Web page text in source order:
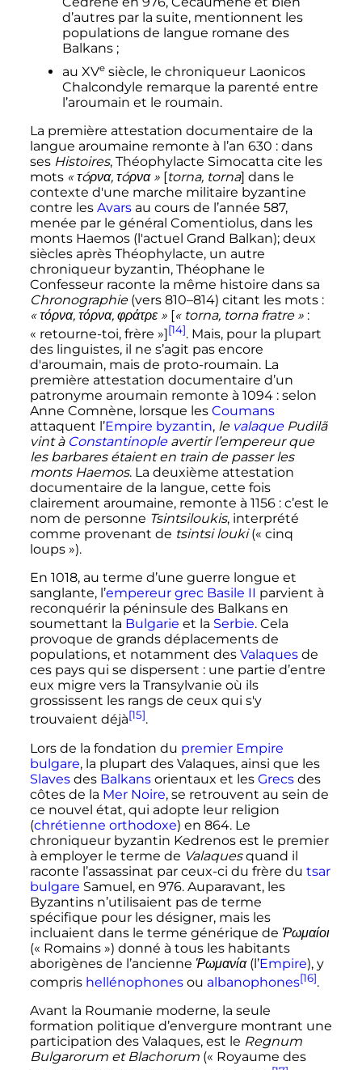
d’autres par la suite, mentionnent les
populations de langue romane des
Balkans ;
au XVe siècle, le chroniqueur Laonicos
Chalcondyle remarque la parenté entre
l’aroumain et le roumain.
La première attestation documentaire de la
langue aroumaine remonte à l’an 630 : dans
ses Histoires, Théophylacte Simocatta cite les
mots « τóρνα, τóρνα »[torna, torna] dans le
contexte d'une marche militaire byzantine
contre les Avarsau cours de l’année 587,
menée par le général Comentiolus, dans les
monts Haemos (l'actuel Grand Balkan); deux
siècles après Théophylacte, un autre
chroniqueur byzantin, Théophane le
Confesseur raconte la même histoire dans sa
Chronographie(vers 810–814) citant les mots :
« τόρνα, τόρνα, φράτρε »[« torna, torna fratre » :
« retourne-toi, frère »] [14]. Mais, pour la plupart
des linguistes, il ne s’agit pas encore
d'aroumain, mais de proto-roumain. La
première attestation documentaire d’un
patronyme aroumain remonte à 1094 : selon
Anne Comnène, lorsque les Coumans
attaquent l’Empire byzantin, le valaquePudilã
vint à Constantinopleavertir l’empereur que
les barbares étaient en train de passer les
monts Haemos. La deuxième attestation
documentaire de la langue, cette fois
clairement aroumaine, remonte à 1156 : c’est le
nom de personne Tsintsiloukis, interprété
comme provenant de tsintsi louki(« cinq
loups »).
En 1018, au terme d’une guerre longue et
sanglante, l’empereur grec Basile II parvient à
reconquérir la péninsule des Balkans en
soumettant la Bulgarie et la Serbie. Cela
provoque de grands déplacements de
populations, et notamment des Valaquesde
ces pays qui se dispersent : une partie d’entre
eux migre vers la Transylvanie où ils
grossissent les rangs de ceux qui s'y
trouvaient déjà[15].
Lors de la fondation du premier Empire
bulgare, la plupart des Valaques, ainsi que les
Slavesdes Balkansorientaux et les Grecsdes
côtes de la Mer Noire, se retrouvent au sein de
ce nouvel état, qui adopte leur religion
(chrétienne orthodoxe) en 864. Le
chroniqueur byzantin Kedrenos est le premier
à employer le terme de Valaquesquand il
raconte l’assassinat par ceux-ci du frère du tsar
bulgare Samuel, en 976. Auparavant, les
Byzantins n’utilisaient pas de terme
spécifique pour les désigner, mais les
incluaient dans le terme générique de Ῥωμαίοι
(« Romains ») donné à tous les habitants
aborigènes de l’ancienne Ῥωμανία(l’Empire), y
compris hellénophonesou albanophones[16].
Avant la Roumanie moderne, la seule
formation politique d’envergure montrant une
participation des Valaques, est le Regnum
Bulgarorum et Blachorum(« Royaume des